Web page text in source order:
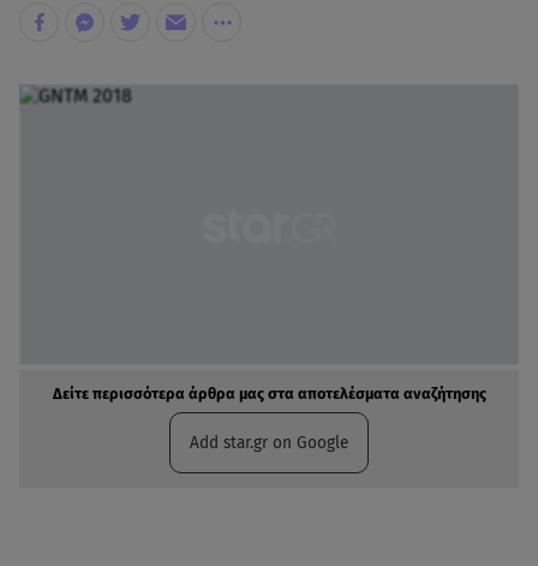
Δείτε περισσότερα άρθρα μας στα αποτελέσματα αναζήτησης
Add star.gr on Google